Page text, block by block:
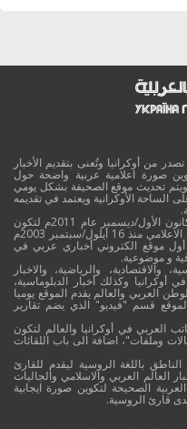
من أوكرانيا وتُعنى بتقديم الأخبار
صورة اعلامية عربية واضحة حول
ويتم تحديث موقع الصحيفة بشكل يومي
الساحة الأوكرانية ويعتمد في تقديمه
وقد جائت انطلاقة "أوكرانيا بالعربية" في 16 كانون الأول/ديسمبر عام 2011م لتكون
امتدادا للموقع العربي الاوكراني والذي بدأ عمله الاعلامي منذ 16 أيلول/سبتمبر 2003م
أول موقع الكتروني أخباري عربي في
و موضوعية.
والرياضية، والاخبار
أوكرانيا وكذلك أخبار الدبلوماسية،
العربي والعالم يقدم الموقع يوميا
قسم "فيديو" الذي يضم تقارير
العربي في أوكرانيا والعالم لتكون
وملفات"، اضافة الى باب اللقائات
باللغة الروسية ليقدم للقارئ
العالم العربي والاسلامي والجاليات
الصحيحة لتكوين صورة ايجابية
لدى قارئ الروسية.